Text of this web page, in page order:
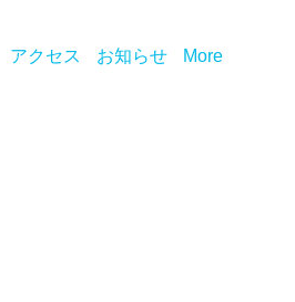
アクセス お知らせ More